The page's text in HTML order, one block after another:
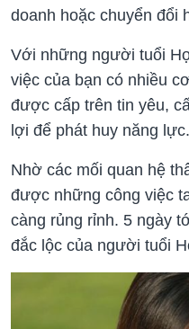
doanh hoặc chuyển đổi
Với những người tuổi
việc của bạn có nhiều
được cấp trên tin yêu,
lợi để phát huy năng lực.
Nhờ các mối quan hệ
được những công việc
càng rủng rỉnh. 5 ngày
đắc lộc của người tuổi